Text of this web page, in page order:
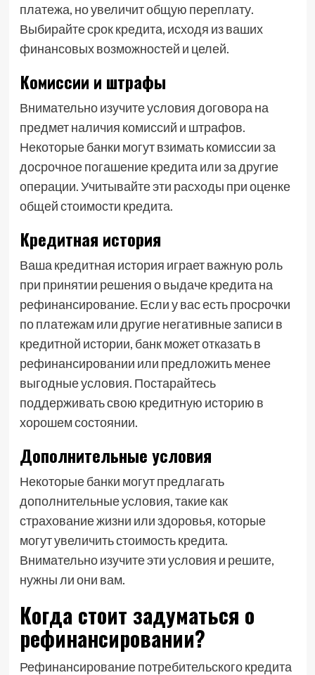
платежа, но увеличит общую переплату.
Выбирайте срок кредита, исходя из ваших
финансовых возможностей и целей.
Комиссии и штрафы
Внимательно изучите условия договора на
предмет наличия комиссий и штрафов.
Некоторые банки могут взимать комиссии за
досрочное погашение кредита или за другие
операции. Учитывайте эти расходы при оценке
общей стоимости кредита.
Кредитная история
Ваша кредитная история играет важную роль
при принятии решения о выдаче кредита на
рефинансирование. Если у вас есть просрочки
по платежам или другие негативные записи в
кредитной истории, банк может отказать в
рефинансировании или предложить менее
выгодные условия. Постарайтесь
поддерживать свою кредитную историю в
хорошем состоянии.
Дополнительные условия
Некоторые банки могут предлагать
дополнительные условия, такие как
страхование жизни или здоровья, которые
могут увеличить стоимость кредита.
Внимательно изучите эти условия и решите,
нужны ли они вам.
Когда стоит задуматься о
рефинансировании?
Рефинансирование потребительского кредита